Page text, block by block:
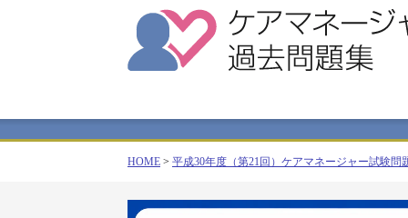
HOME > 平成30年度（第21回）ケアマネージャー試験問